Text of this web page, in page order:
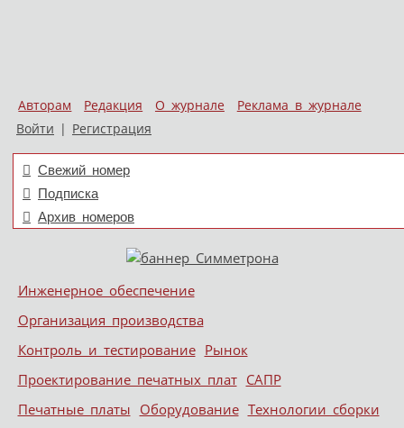
Авторам Редакция О журнале
Реклама в журнале
Войти | Регистрация
Свежий номер
Подписка
Архив номеров
Меню
Skip to content
Инженерное обеспечение
Организация производства
Контроль и тестирование Рынок
Проектирование печатных плат САПР
Печатные платы Оборудование Технологии сборки